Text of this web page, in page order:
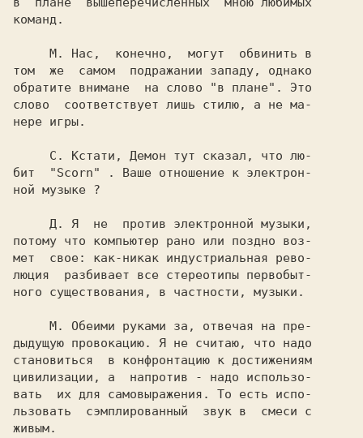
команд.
     М.
Нас,  конечно,  могут  обвинить в
том  же  самом  подражании западу, однако
обратите внимане  на слово "в плане". Это
слово  соответствует лишь стилю, а не ма-
нере игры.
     С.
Кстати, Демон тут сказал, что лю-
бит
"Scorn"
. Ваше отношение к электрон-
ной музыке ?
     Д.
Я  не  против электронной музыки,
потому что компьютер рано или поздно воз-
мет  свое: как-никак индустриальная рево-
люция  разбивает все стереотипы первобыт-
ного существования, в частности, музыки.
     М.
Обеими руками за, отвечая на пре-
дыдущую провокацию. Я не считаю, что надо
становиться  в конфронтацию к достижениям
цивилизации, а  напротив - надо использо-
вать  их для самовыражения. То есть испо-
льзовать  сэмплированный  звук в  смеси с
живым.